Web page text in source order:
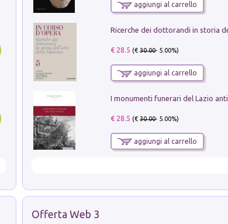
aggiungi al carrello
€ 28.5 (€30.00- 5.00%)
aggiungi al carrello
€ 28.5 (€30.00- 5.00%)
aggiungi al carrello
Offerta Web 3